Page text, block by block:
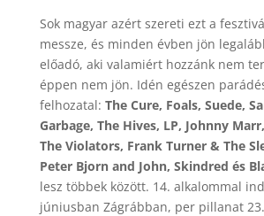
Sok magyar azért szereti ezt a
messze, és minden évben jön
előadó, aki valamiért hozzánk nem
éppen nem jön. Idén egészen
felhozatal: The Cure, Foals, Suede,
Garbage, The Hives, LP, Johnny
The Violators, Frank Turner & The
Peter Bjorn and John, Skindred és
lesz többek között. 14. alkalommal
júniusban Zágrábban, per pillanat